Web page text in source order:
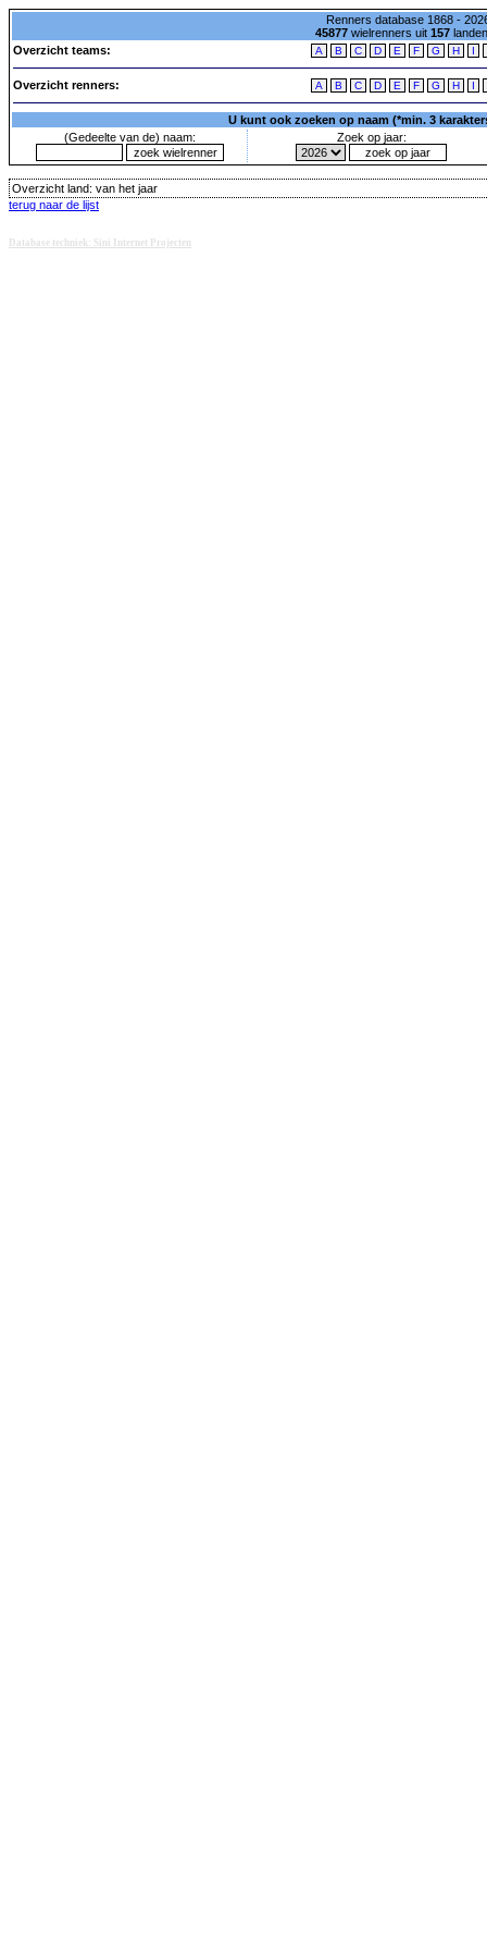
Renners database 1868 -
45877wielrenners uit 157
Overzicht teams:
A B C D E F G H I
Overzicht renners: A B C D E F G H I
U kunt ook zoeken op naam (*min. 3
(Gedeelte van de) naam:
Zoek op jaar:
Overzicht land: van het jaar
terug naar de lijst
Database techniek: Sini Internet Projecten